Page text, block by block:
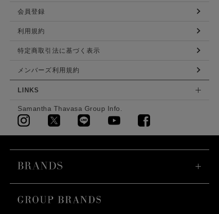
会員登録
利用規約
特定商取引法に基づく表示
メンバーズ利用規約
LINKS
Samantha Thavasa Group Info.